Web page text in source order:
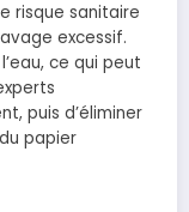
risque sanitaire
excessif.
ce qui peut
puis d’éliminer
papier